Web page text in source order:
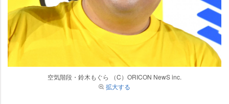
空気階段・鈴木もぐら （C）ORICON NewS inc.
拡大する